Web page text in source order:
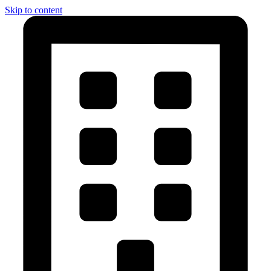
Skip to content